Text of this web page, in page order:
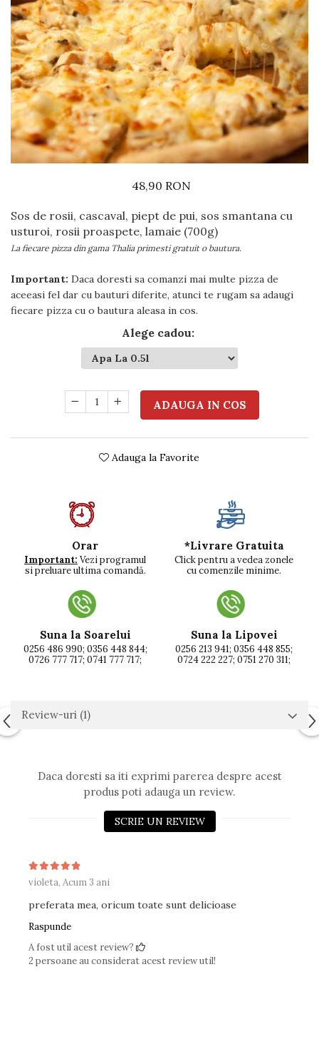
Preparate din vita
Preparate din peste
Garnituri
Salate
Sosuri
Desert
48,90 RON
Sos de rosii, cascaval, piept de pui, sos smantana cu
usturoi, rosii proaspete, lamaie (700g)
La fiecare pizza din gama Thalia primesti gratuit o bautura.
Important: Daca doresti sa comanzi mai multe pizza de
aceeasi fel dar cu bauturi diferite, atunci te rugam sa adaugi
fiecare pizza cu o bautura aleasa in cos.
Alege cadou:
ADAUGA IN COS
Adauga la Favorite
Orar
Important: Vezi programul
si preluare ultima comandă.
*Livrare Gratuita
Click pentru a vedea zonele
cu comenzile minime.
Suna la Soarelui
0256 486 990; 0356 448 844;
0726 777 717; 0741 777 717;
Suna la Lipovei
0256 213 941; 0356 448 855;
0724 222 227; 0751 270 311;
Review-uri (1)
Daca doresti sa iti exprimi parerea despre acest
produs poti adauga un review.
SCRIE UN REVIEW
violeta, Acum 3 ani
preferata mea, oricum toate sunt delicioase
Raspunde
A fost util acest review?
2 persoane au considerat acest review util!